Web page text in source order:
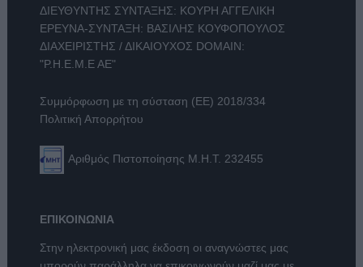
ΔΙΕΥΘΥΝΤΗΣ ΣΥΝΤΑΞΗΣ: ΚΟΥΡΗ ΑΓΓΕΛΙΚΗ
ΕΡΕΥΝΑ-ΣΥΝΤΑΞΗ: ΒΑΣΙΛΗΣ ΚΟΥΦΟΠΟΥΛΟΣ
ΔΙΑΧΕΙΡΙΣΤΗΣ / ΔΙΚΑΙΟΥΧΟΣ DOMAIN:
"Ρ.Η.Ε.Μ.Ε ΑΕ"
Συμμόρφωση με τη σύσταση (ΕΕ) 2018/334
Πολιτική Απορρήτου
Αριθμός Πιστοποίησης Μ.Η.Τ. 232455
ΕΠΙΚΟΙΝΩΝΙΑ
Στην ηλεκτρονική μας έκδοση οι αναγνώστες μας